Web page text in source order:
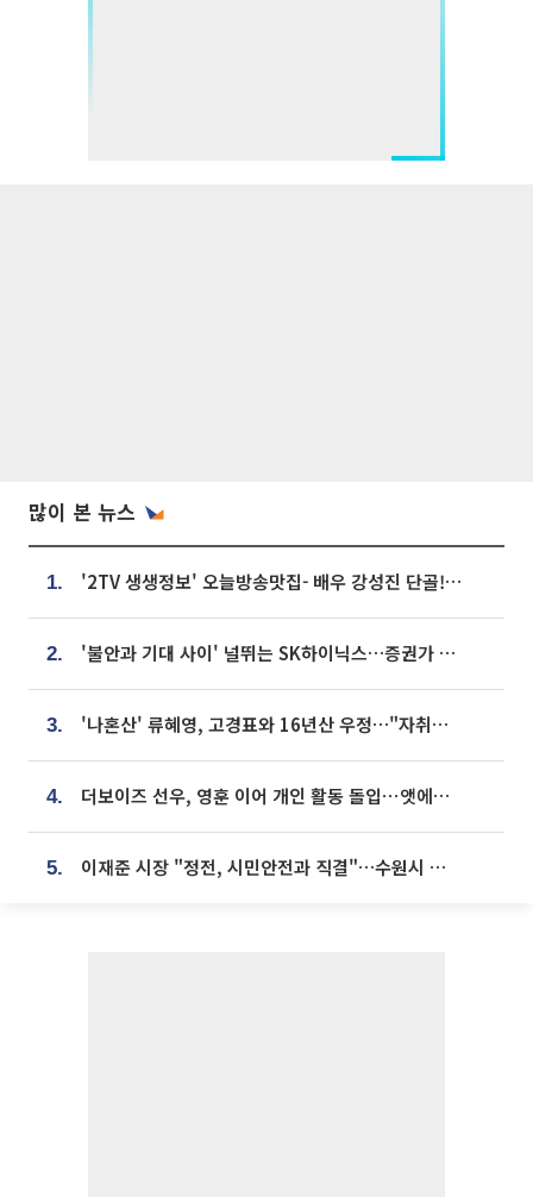
많이 본 뉴스
1. '2TV 생생정보' 오늘방송맛집- 배우 강성진 단골! 쌀국수ㆍ푸팟퐁 커리 맛집 '블○○○'
2. '불안과 기대 사이' 널뛰는 SK하이닉스…증권가 "HBM4·LTA 기반 펀터멘털 견고"
3. '나혼산' 류혜영, 고경표와 16년산 우정…"자취방서 부모님과 마주쳐"
4. 더보이즈 선우, 영훈 이어 개인 활동 돌입⋯앳에어리어와 전속계약
5. 이재준 시장 "정전, 시민안전과 직결"…수원시 비상대응체계 가동